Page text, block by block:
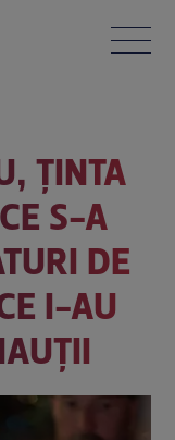
ȚINTA
S-A
DE
I-AU